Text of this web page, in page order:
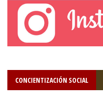
CONCIENTIZACIÓN SOCIAL